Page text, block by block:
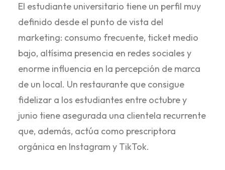
El estudiante universitario tiene un perfil muy
definido desde el punto de vista del
marketing: consumo frecuente, ticket medio
bajo, altísima presencia en redes sociales y
enorme influencia en la percepción de marca
de un local. Un restaurante que consigue
fidelizar a los estudiantes entre octubre y
junio tiene asegurada una clientela recurrente
que, además, actúa como prescriptora
orgánica en Instagram y TikTok.